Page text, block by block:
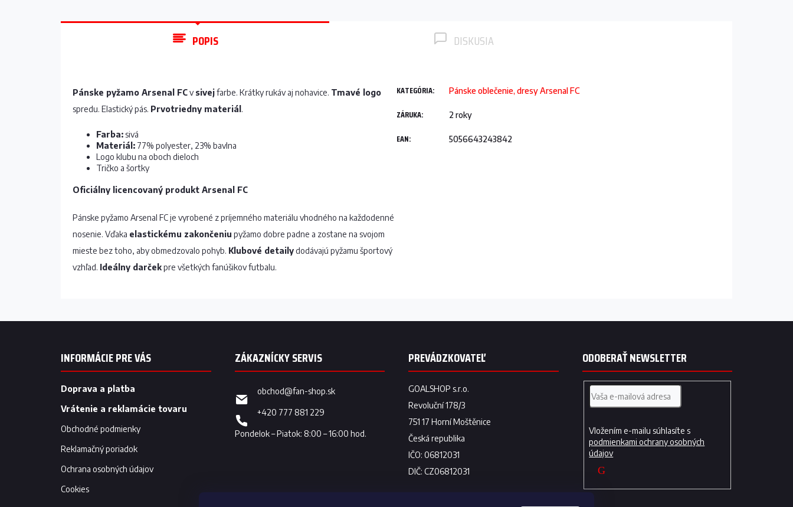
POPIS DISKUSIA
Pánske pyžamo Arsenal FCvsivejfarbe. Krátky rukáv aj nohavice. Tmavé logo
spredu. Elastický pás. Prvotriedny materiál .
Farba:sivá
Materiál: 77% polyester, 23% bavlna
Logo klubu na oboch dieloch
Tričko a šortky
Oficiálny licencovaný produkt Arsenal FC
Pánske pyžamo Arsenal FC je vyrobené z príjemného materiálu vhodného na každodenné
nosenie. Vďaka elastickému zakončeniu pyžamo dobre padne a zostane na svojom
mieste bez toho, aby obmedzovalo pohyb. Klubové detailydodávajú pyžamu športový
vzhľad. Ideálny darčekpre všetkých fanúšikov futbalu.
KATEGÓRIA: Pánske oblečenie, dresy Arsenal FC
ZÁRUKA: 2 roky
EAN: 5056643243842
Z
INFORMÁCIE PRE VÁS
Doprava a platba
Vrátenie a reklamácie tovaru
Obchodné podmienky
Reklamačný poriadok
Ochrana osobných údajov
Cookies
obchod@fan-shop.sk
+420 777 881 229
ODOBERAŤ NEWSLETTER
Vložením e-mailu súhlasíte s
podmienkami ochrany osobných
údajov
PRIHLÁSIŤ